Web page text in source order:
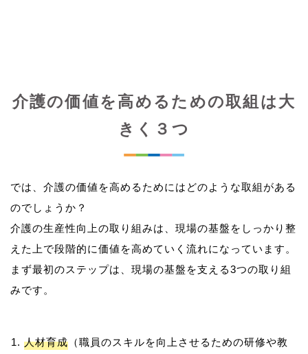
介護の価値を高めるための取組は大
きく３つ
では、介護の価値を高めるためにはどのような取組がある
のでしょうか？
介護の生産性向上の取り組みは、現場の基盤をしっかり整
えた上で段階的に価値を高めていく流れになっています。
まず最初のステップは、現場の基盤を支える3つの取り組
人材育成 （職員のスキルを向上させるための研修や教